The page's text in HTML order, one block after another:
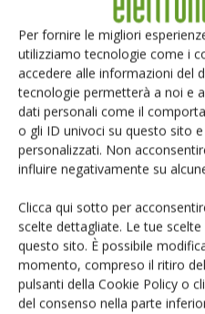
Per fornire le migliori
utilizziamo tecnologie come i
accedere alle informazioni del
tecnologie permetterà a noi e
dati personali come il
o gli ID univoci su questo sito
personalizzati. Non
influire negativamente su
Clicca qui sotto per
scelte dettagliate. Le tue
questo sito. È possibile
momento, compreso il ritiro
pulsanti della Cookie Policy o
del consenso nella parte
statunitense di
macchine già installate in
alternativa che ASML
informale su quanto avviene
di poter mantenere
il consigliere per la sicurezza
avrebbe respinto. ASML nega
collaborato con gli autori del
l’episodio del 2023 anticipa
scontro Lutnick-ASML di
smentite categoriche, e un
l’alleanza atlantica e la difesa